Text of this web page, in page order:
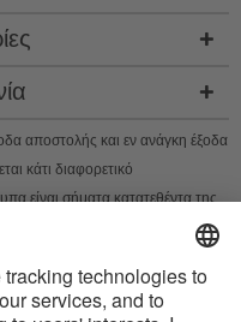
αποστολής και εν ανάγκη έξοδα
κάτι διαφορετικό
είναι σήματα κατατεθέντα της
από την Satisfyer GmbH
είναι εμπορικά σήματα της
Google Play είναι εμπορικά